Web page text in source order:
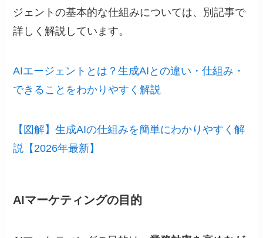
ジェントの基本的な仕組みについては、別記事で
詳しく解説しています。
AIエージェントとは？生成AIとの違い・仕組み・
できることをわかりやすく解説
【図解】生成AIの仕組みを簡単にわかりやすく解
説【2026年最新】
AIマーケティングの目的